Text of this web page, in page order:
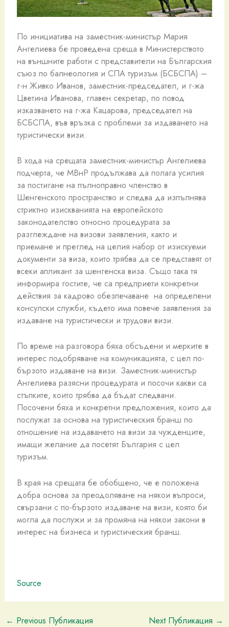
По инициатива на заместник-министър Мария
Ангелиева бе проведена среща в Министерството
на външните работи с представители на Българския
съюз по балнеология и СПА туризъм (БСБСПА) –
г-н Живко Иванов, заместник-председател, и г-жа
Цветина Иванова, главен секретар, по повод
изказването на г-жа Кацарова, председател на
БСБСПА, във връзка с проблеми за издаването на
туристически визи.
В хода на срещата заместник-министър Ангелиева
подчерта, че МВнР продължава да полага усилия
за постигане на пълноправно членство в
Шенгенското пространство и следва да изпълнява
стриктно изискванията на европейското
законодателство относно процедурата за
разглеждане на визови заявления, както и
приемане и преглед на целия набор от изискуеми
документи за виза, които трябва да се представят от
всеки апликант за шенгенска виза. Също така тя
информира гостите, че са предприети конкретни
действия за кадрово обезпечаване на определени
консулски служби, където има повече заявления за
издаване на туристически и трудови визи.
По време на разговора бяха обсъдени и мерките в
интерес подобряване на комуникацията, с цел по-
бързото издаване на визи. Заместник-министър
Ангелиева разясни процедурата и посочи какви са
стъпките, които трябва да бъдат следвани.
Посочени бяха и конкретни предложения, които да
послужат за основа на туристическия бранш по
отношение на издаването на визи за чужденците,
имащи желаниe да посетят България с цел
туризъм.
В края на срещата бе обобщено, че е положена
добра основа за преодоляване на някои въпроси,
свързани с по-бързото издаване на визи, която би
могла да послужи и за промяна на някои закони в
интерес на бизнеса и туристическия бранш.
Source
← Previous Публикация Next Публикация →